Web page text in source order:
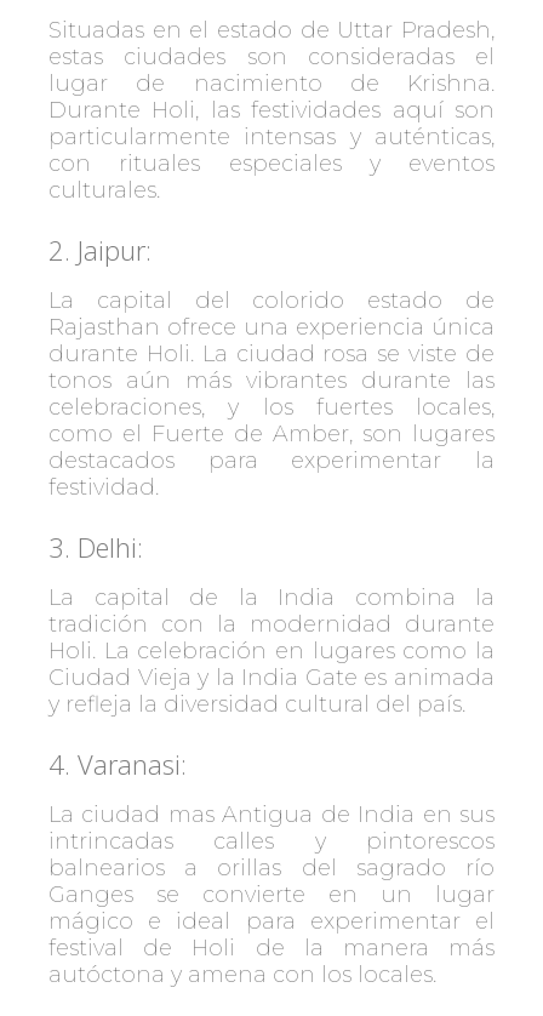
Situadas en el estado de Uttar Pradesh,
estas ciudades son consideradas el
lugar de nacimiento de Krishna.
Durante Holi, las festividades aquí son
particularmente intensas y auténticas,
con rituales especiales y eventos
culturales.
2. Jaipur:
La capital del colorido estado de
Rajasthan ofrece una experiencia única
durante Holi. La ciudad rosa se viste de
tonos aún más vibrantes durante las
celebraciones, y los fuertes locales,
como el Fuerte de Amber, son lugares
destacados para experimentar la
festividad.
3. Delhi:
La capital de la India combina la
tradición con la modernidad durante
Holi. La celebración en lugares como la
Ciudad Vieja y la India Gate es animada
y refleja la diversidad cultural del país.
4. Varanasi:
La ciudad mas Antigua de India en sus
intrincadas calles y pintorescos
balnearios a orillas del sagrado río
Ganges se convierte en un lugar
mágico e ideal para experimentar el
festival de Holi de la manera más
autóctona y amena con los locales.